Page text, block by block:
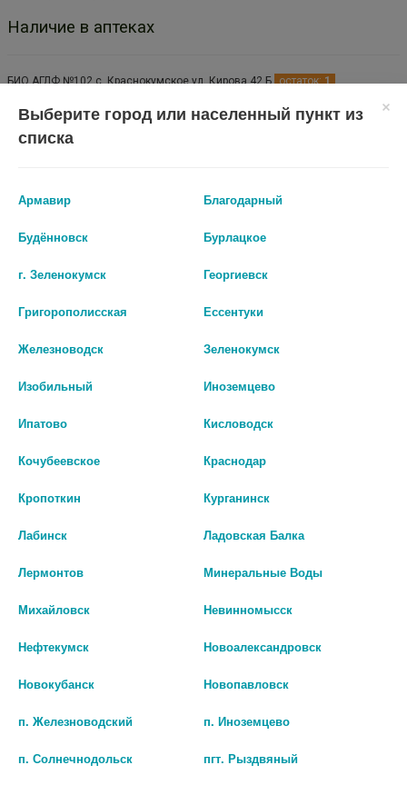
Наличие в аптеках
БИО АГЛФ №102 с. Краснокумское ул. Кирова 42 Б остаток: 1
Показать все ...
Аналоги по действию
ТАБ./ФАРМА/ 0207
ТАБ./БИСИНТЕЗ/
114
Выберите город или населенный пункт из
списка
Армавир Благодарный
Будённовск Бурлацкое
г. Зеленокумск Георгиевск
Григорополисская Ессентуки
Железноводск Зеленокумск
Изобильный Иноземцево
Ипатово Кисловодск
Кочубеевское Краснодар
Кропоткин Курганинск
Лабинск Ладовская Балка
Лермонтов Минеральные Воды
Михайловск Невинномысск
Нефтекумск Новоалександровск
Новокубанск Новопавловск
п. Железноводский п. Иноземцево
п. Солнечнодольск пгт. Рыздвяный